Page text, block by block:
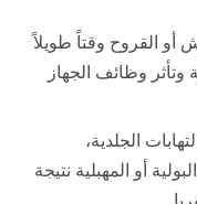
القروح وقتاً طويلاً
وظائف الجهاز
الجلدية،
أو المهبلية نتيجة